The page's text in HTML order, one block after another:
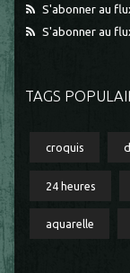
S'abonner au
S'abonner au
TAGS
croquis
24 heures
aquarelle